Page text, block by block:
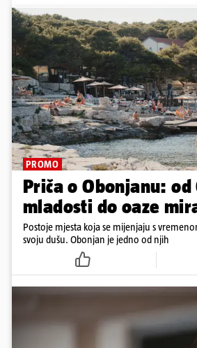
PROMO
Priča o Obonjanu:
mladosti do oaze
Postoje mjesta koja se mijenjaju s
svoju dušu. Obonjan je jedno od njih